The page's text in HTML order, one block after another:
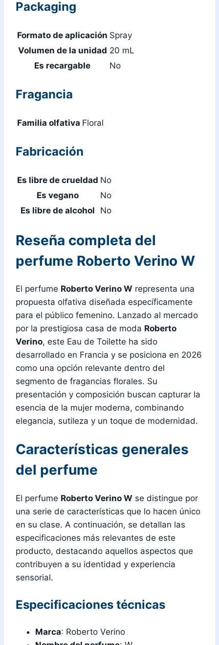
Packaging
Formato de aplicación Spray
Volumen de la unidad 20 mL
Es recargable
No
Fragancia
Familia olfativa Floral
Fabricación
Es libre de crueldad No
Es vegano
No
Es libre de alcohol
No
Reseña completa del
perfume Roberto Verino W
El perfume Roberto Verino W representa una
propuesta olfativa diseñada específicamente
para el público femenino. Lanzado al mercado
por la prestigiosa casa de moda Roberto
Verino, este Eau de Toilette ha sido
desarrollado en Francia y se posiciona en 2026
como una opción relevante dentro del
segmento de fragancias florales. Su
presentación y composición buscan capturar la
esencia de la mujer moderna, combinando
elegancia, sutileza y un toque de modernidad.
Características generales
del perfume
El perfume Roberto Verino W se distingue por
una serie de características que lo hacen único
en su clase. A continuación, se detallan las
especificaciones más relevantes de este
producto, destacando aquellos aspectos que
contribuyen a su identidad y experiencia
sensorial.
Especificaciones técnicas
Marca: Roberto Verino